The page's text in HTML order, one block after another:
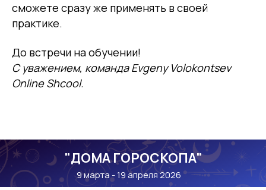
сможете сразу же применять в своей
практике.
До встречи на обучении!
С уважением, команда Evgeny Volokontsev
Online Shcool.
"ДОМА ГОРОСКОПА"
9 марта - 19 апреля 2026